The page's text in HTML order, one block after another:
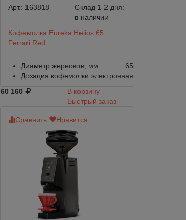
Арт.: 163818
Склад 1-2 дня:
в наличии
Кофемолка Eureka Helios 65
Ferrari Red
Диаметр жерновов, мм
65
Дозация кофемолки электронная
60 160
В корзину
Быстрый заказ
Сравнить Нравится